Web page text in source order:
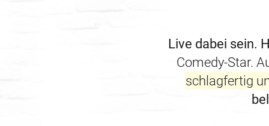
Live dabei sein.
Comedy-Star.
schlagfertig